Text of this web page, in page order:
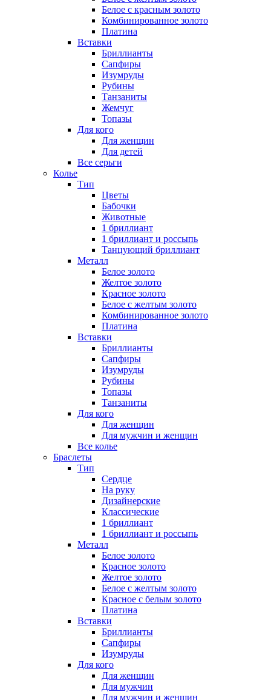
Белое с красным золото
Комбинированное золото
Платина
Вставки
Бриллианты
Сапфиры
Изумруды
Рубины
Танзаниты
Жемчуг
Топазы
Для кого
Для женщин
Для детей
Все серьги
Колье
Тип
Цветы
Бабочки
Животные
1 бриллиант
1 бриллиант и россыпь
Танцующий бриллиант
Металл
Белое золото
Желтое золото
Красное золото
Белое с желтым золото
Комбинированное золото
Платина
Вставки
Бриллианты
Сапфиры
Изумруды
Рубины
Топазы
Танзаниты
Для кого
Для женщин
Для мужчин и женщин
Все колье
Браслеты
Тип
Сердце
На руку
Дизайнерские
Классические
1 бриллиант
1 бриллиант и россыпь
Металл
Белое золото
Красное золото
Желтое золото
Белое с желтым золото
Красное с белым золото
Платина
Вставки
Бриллианты
Сапфиры
Изумруды
Для кого
Для женщин
Для мужчин
Для мужчин и женщин